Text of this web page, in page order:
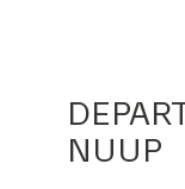
NUUP